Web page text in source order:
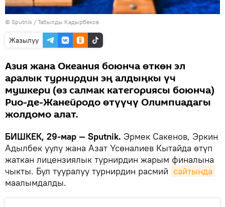
© Sputnik / Табылды Кадырбеков
Жазылуу
Азия жана Океания боюнча өткөн эл
аралык турнирдин эң алдыңкы үч
мушкери (өз салмак категориясы боюнча)
Рио-де-Жанейродо өтүүчү Олимпиадагы
жолдомо алат.
БИШКЕК, 29-мар — Sputnik. Эрмек Сакенов, Эркин
Адылбек уулу жана Азат Үсөналиев Кытайда өтүп
жаткан лицензиялык турнирдин жарым финалына
чыкты. Бул тууралуу турнирдин расмий сайтында
маалымдалды.